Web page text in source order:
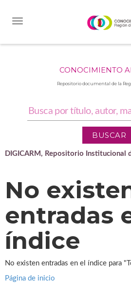
CONOCIMIENTO
Repositorio documental de la
DIGICARM, Repositorio Institucional
No
entradas
índice
No existen entradas en el índice para
Página de inicio